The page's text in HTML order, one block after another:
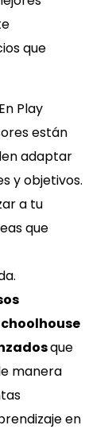
que
En Play
están
adaptar
y objetivos.
a tu
que
que
manera
en